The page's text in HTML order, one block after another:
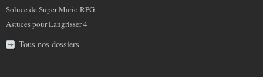
Soluce de Super Mario RPG
Astuces pour Langrisser 4
Tous nos dossiers